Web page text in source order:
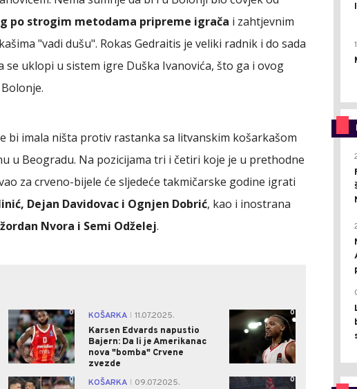
po strogim metodama pripreme igrača i zahtjevnim
"vadi dušu". Rokas Gedraitis je veliki radnik i do sada
se uklopi u sistem igre Duška Ivanovića, što ga i ovog
bi imala ništa protiv rastanka sa litvanskim košarkašom
u Beogradu. Na pozicijama tri i četiri koje je u prethodne
za crveno-bijele će sljedeće takmičarske godine igrati
Dejan Davidovac i Ognjen Dobrić, kao i inostrana
Nvora i Semi Odželej.
0 KOŠARKA
11.07.2025.
Karsen Edvards napustio
Bajern: Da li je Amerikanac
nova "bomba" Crvene
zvezde
0
0 KOŠARKA
09.07.2025.
0